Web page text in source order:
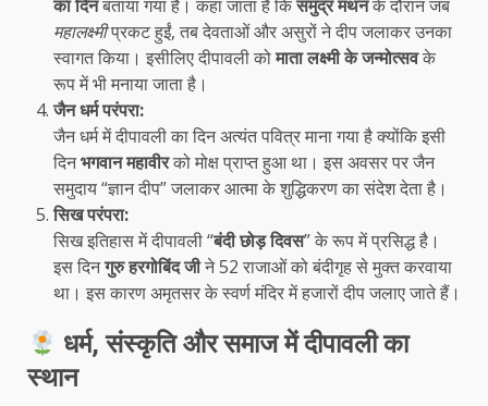
का दिनबताया गया है। कहा जाता है किसमुद्र मंथनके दौरान जब
महालक्ष्मीप्रकट हुईं, तब देवताओं और असुरों ने दीप जलाकर उनका
स्वागत किया। इसीलिए दीपावली कोमाता लक्ष्मी के जन्मोत्सवके
रूप में भी मनाया जाता है।
जैन धर्म परंपरा:
जैन धर्म में दीपावली का दिन अत्यंत पवित्र माना गया है क्योंकि इसी
दिनभगवान महावीरको मोक्ष प्राप्त हुआ था। इस अवसर पर जैन
समुदाय “ज्ञान दीप” जलाकर आत्मा के शुद्धिकरण का संदेश देता है।
सिख परंपरा:
सिख इतिहास में दीपावली “बंदी छोड़ दिवस” के रूप में प्रसिद्ध है।
इस दिनगुरु हरगोबिंद जीने 52 राजाओं को बंदीगृह से मुक्त करवाया
था। इस कारण अमृतसर के स्वर्ण मंदिर में हजारों दीप जलाए जाते हैं।
धर्म, संस्कृति और समाज में दीपावली का
स्थान